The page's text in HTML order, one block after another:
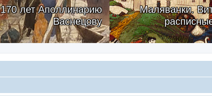
170 лет Аполлинарию
Васнецову
Маляванки.